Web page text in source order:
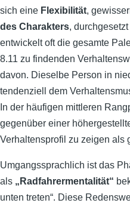
sich eine Flexibilität,
des Charakters,
entwickelt oft die gesamte
8.11 zu findenden
davon. Dieselbe Person in
tendenziell dem
In der häufigen mittleren
gegenüber einer
Verhaltensprofil zu zeigen als
Umgangssprachlich ist das
als „Radfahrermentalität“
unten treten“. Diese